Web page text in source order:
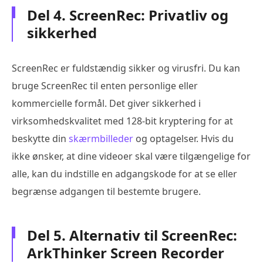
Del 4. ScreenRec: Privatliv og
sikkerhed
ScreenRec er fuldstændig sikker og virusfri. Du kan
bruge ScreenRec til enten personlige eller
kommercielle formål. Det giver sikkerhed i
virksomhedskvalitet med 128-bit kryptering for at
beskytte din skærmbilleder og optagelser. Hvis du
ikke ønsker, at dine videoer skal være tilgængelige for
alle, kan du indstille en adgangskode for at se eller
begrænse adgangen til bestemte brugere.
Del 5. Alternativ til ScreenRec:
ArkThinker Screen Recorder